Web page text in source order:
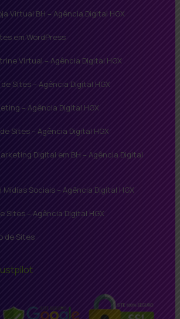
Virtual BH – Agência Digital HGX
em WordPress
Virtual – Agência Digital HGX
Sites – Agência Digital HGX
– Agência Digital HGX
Sites – Agência Digital HGX
Digital em BH – Agência Digital
Sociais – Agência Digital HGX
Sites – Agência Digital HGX
de Sites